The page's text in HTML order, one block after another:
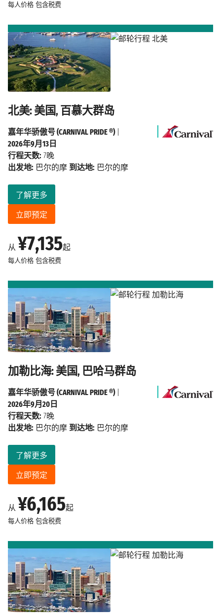
每人价格 包含税费
北美: 美国, 百慕大群岛
从 ¥7,135起
每人价格 包含税费
了解更多
立即预定
嘉年华骄傲号 (CARNIVAL PRIDE ®)|
2026年9月13日
行程天数: 7晚
出发地: 巴尔的摩 到达地: 巴尔的摩
加勒比海: 美国, 巴哈马群岛
从 ¥6,165起
每人价格 包含税费
了解更多
立即预定
嘉年华骄傲号 (CARNIVAL PRIDE ®)|
2026年9月20日
行程天数: 7晚
出发地: 巴尔的摩 到达地: 巴尔的摩